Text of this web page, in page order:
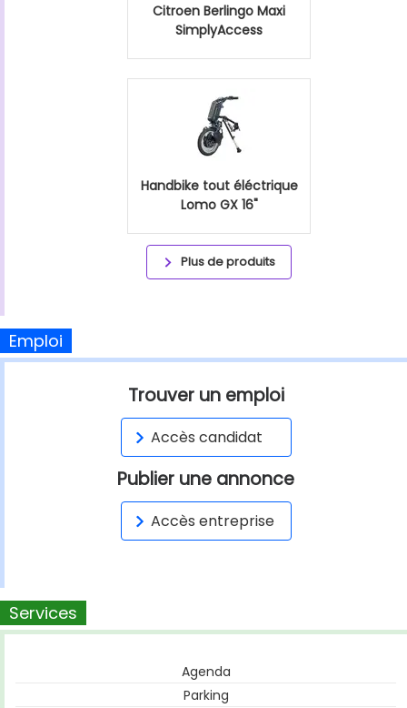
Citroen Berlingo Maxi
SimplyAccess
Handbike tout éléctrique
Lomo GX 16"
Plus de produits
Emploi
Trouver un emploi
Accès candidat
Publier une annonce
Accès entreprise
Services
Agenda
Parking